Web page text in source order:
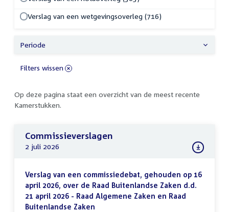
Op deze pagina staat een overzicht van de meest recente
Kamerstukken.
Commissieverslagen
2 juli 2026
Verslag van een commissiedebat, gehouden op 16
april 2026, over de Raad Buitenlandse Zaken d.d.
21 april 2026 - Raad Algemene Zaken en Raad
Buitenlandse Zaken
Verslag van een wetgevingsoverleg (716)
Periode
Filters wissen